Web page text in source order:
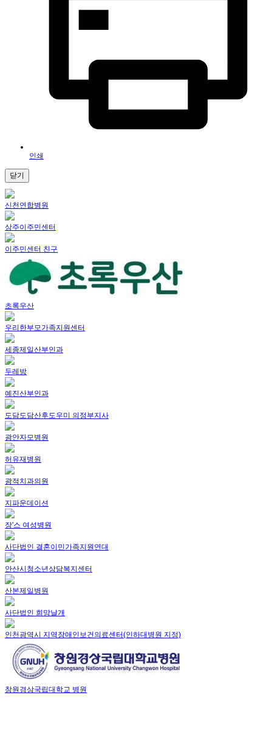
인쇄
닫기
신천연합병원
상주이주민센터
이주민센터 친구
초록우산
우리한부모가족지원센터
세종제일산부인과
두레방
예진산부인과
도담도담산후도우미 의정부지사
광안자모병원
허유재병원
광적치과의원
지파운데이션
장'스 여성병원
사단법인 결혼이민가족지원연대
안산시청소년상담복지센터
산본제일병원
사단법인 희망날개
인천광역시 지역장애인보건의료센터(인하대병원 지정)
창원경상국립대학교 병원